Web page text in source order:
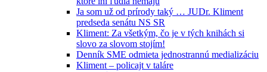
Ja som už od prírody taký … JUDr. Kliment
predseda senátu NS SR
Kliment: Za všetkým, čo je v tých knihách si
slovo za slovom stojím!
Denník SME odmieta jednostrannú medializáciu
Kliment – policajt v taláre